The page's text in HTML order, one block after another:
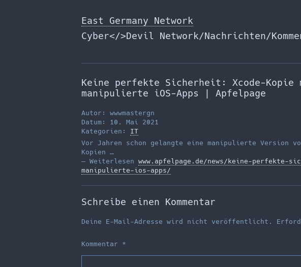
Inhalt
springen
East Germany Network
Cyber</>Devil Network/Nachrichten/
Keine perfekte Sicherheit: Xcode-
manipulierte iOS-Apps | Apfelpage
Autor: wwwmastergn
Datum: 10. Mai 2021
Kategorien: IT
Vor Jahren schon gelangte eine manipulierte Version
Kopien …
— Weiterlesen www.apfelpage.de/news/keine-
manipulierte-ios-apps/
Schreibe einen Kommentar
Deine E-Mail-Adresse wird nicht veröffentlicht.
Kommentar *